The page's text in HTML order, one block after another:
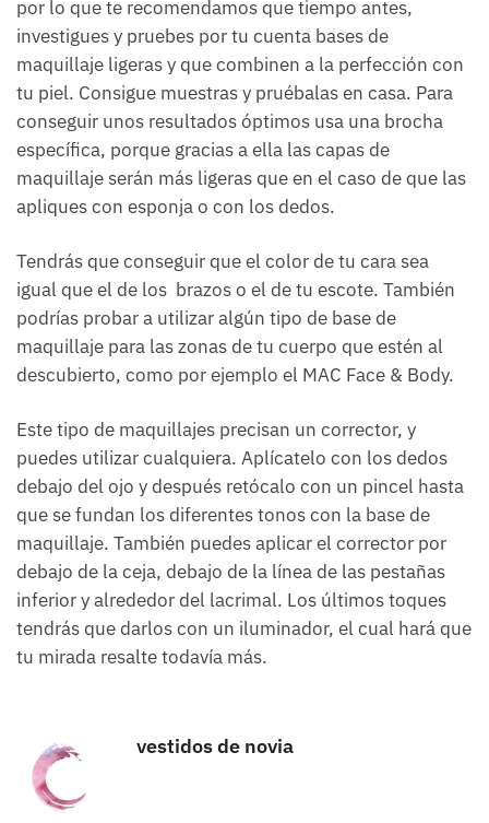
por lo que te recomendamos que tiempo antes,
investigues y pruebes por tu cuenta bases de
maquillaje ligeras y que combinen a la perfección con
tu piel. Consigue muestras y pruébalas en casa. Para
conseguir unos resultados óptimos usa una brocha
específica, porque gracias a ella las capas de
maquillaje serán más ligeras que en el caso de que las
apliques con esponja o con los dedos.
Tendrás que conseguir que el color de tu cara sea
igual que el de los brazos o el de tu escote. También
podrías probar a utilizar algún tipo de base de
maquillaje para las zonas de tu cuerpo que estén al
descubierto, como por ejemplo el MAC Face & Body.
Este tipo de maquillajes precisan un corrector, y
puedes utilizar cualquiera. Aplícatelo con los dedos
debajo del ojo y después retócalo con un pincel hasta
que se fundan los diferentes tonos con la base de
maquillaje. También puedes aplicar el corrector por
debajo de la ceja, debajo de la línea de las pestañas
inferior y alrededor del lacrimal. Los últimos toques
tendrás que darlos con un iluminador, el cual hará que
tu mirada resalte todavía más.
vestidos de novia